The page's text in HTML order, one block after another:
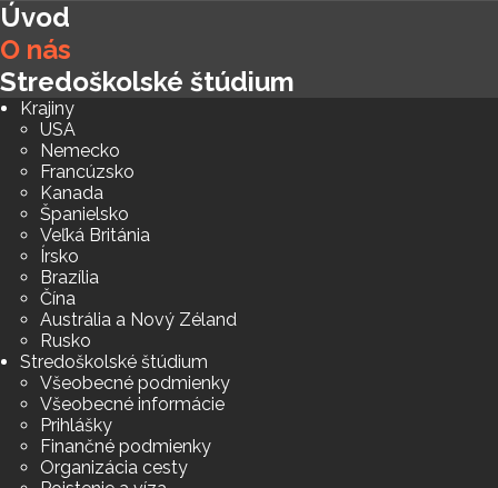
Úvod
O nás
Stredoškolské štúdium
Krajiny
USA
Nemecko
Francúzsko
Kanada
Španielsko
Veľká Británia
Írsko
Brazília
Čína
Austrália a Nový Zéland
Rusko
Stredoškolské štúdium
Všeobecné podmienky
Všeobecné informácie
Prihlášky
Finančné podmienky
Organizácia cesty